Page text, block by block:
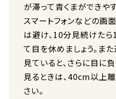
が滞って青くまができや
スマートフォンなどの画
は避け、10分見続けたら
て目を休めましょう。ま
見ていると、さらに目に
見るときは、40cm以上
さい。